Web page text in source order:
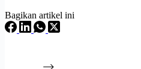
Bagikan artikel ini